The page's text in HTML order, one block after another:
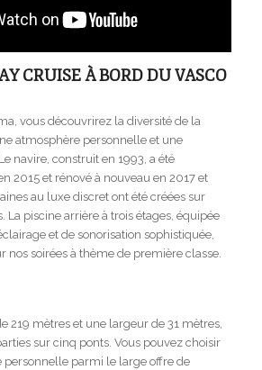
CRUISE À BORD DU VASCO
vous découvrirez la diversité de la
atmosphère personnelle et une
navire, construit en 1993, a été
2015 et rénové à nouveau en 2017 et
au luxe discret ont été créées sur
La piscine arrière à trois étages, équipée
et de sonorisation sophistiquée,
nos soirées à thème de première classe.
219 mètres et une largeur de 31 mètres,
sur cinq ponts. Vous pouvez choisir
personnelle parmi le large offre de